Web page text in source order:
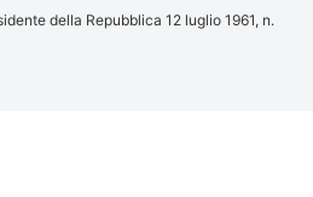
della Repubblica 12 luglio 1961, n.